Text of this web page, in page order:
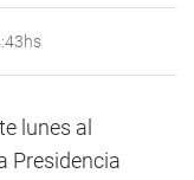
lunes al
Presidencia